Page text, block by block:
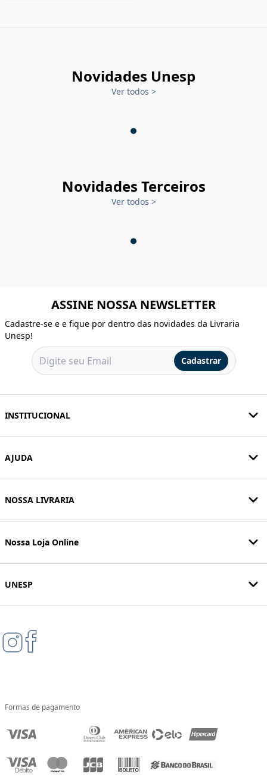
Novidades Unesp
Ver todos >
Novidades Terceiros
Ver todos >
ASSINE NOSSA NEWSLETTER
Cadastre-se e e fique por dentro das novidades da Livraria
Unesp!
Cadastrar
INSTITUCIONAL
AJUDA
NOSSA LIVRARIA
Nossa Loja Online
UNESP
Formas de pagamento